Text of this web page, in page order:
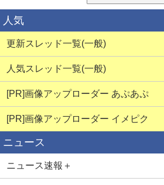
人気
更新スレッド一覧(一般)
人気スレッド一覧(一般)
[PR]画像アップローダー あぷあぷ
[PR]画像アップローダー イメピク
ニュース
ニュース速報＋